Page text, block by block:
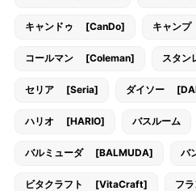
キャンドゥ [CanDo] キャンプ
コールマン [Coleman] スタ
セリア [Seria] ダイソー
ハリオ [HARIO] バスルーム
バルミューダ [BALMUDA] バ
ビタクラフト [VitaCraft] フ